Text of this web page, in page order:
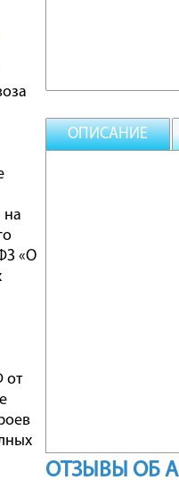
на
«О
от
ОПИСАНИЕ
ОТЗЫВЫ ОБ